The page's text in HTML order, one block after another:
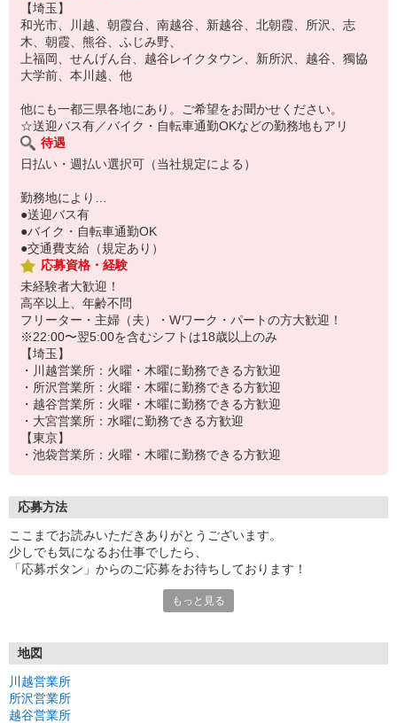
【埼玉】
和光市、川越、朝霞台、南越谷、新越谷、北朝霞、所沢、志
木、朝霞、熊谷、ふじみ野、
上福岡、せんげん台、越谷レイクタウン、新所沢、越谷、獨協
大学前、本川越、他
他にも一都三県各地にあり。ご希望をお聞かせください。
☆送迎バス有／バイク・自転車通勤OKなどの勤務地もアリ
待遇
日払い・週払い選択可（当社規定による）
勤務地により…
●送迎バス有
●バイク・自転車通勤OK
●交通費支給（規定あり）
応募資格・経験
未経験者大歓迎！
高卒以上、年齢不問
フリーター・主婦（夫）・Wワーク・パートの方大歓迎！
※22:00〜翌5:00を含むシフトは18歳以上のみ
【埼玉】
・川越営業所：火曜・木曜に勤務できる方歓迎
・所沢営業所：火曜・木曜に勤務できる方歓迎
・越谷営業所：火曜・木曜に勤務できる方歓迎
・大宮営業所：水曜に勤務できる方歓迎
【東京】
・池袋営業所：火曜・木曜に勤務できる方歓迎
応募方法
ここまでお読みいただきありがとうございます。
少しでも気になるお仕事でしたら、
「応募ボタン」からのご応募をお待ちしております！
営業所、日時を予約して履歴書不要の説明会に参加
http://myw.bz/Xg4j
もっと見る
地図
川越営業所
所沢営業所
越谷営業所